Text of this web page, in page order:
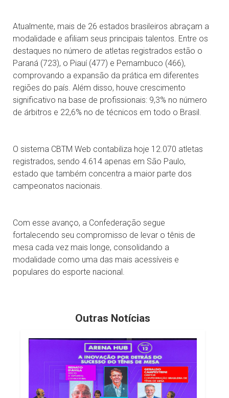
Atualmente, mais de 26 estados brasileiros abraçam a
modalidade e afiliam seus principais talentos. Entre os
destaques no número de atletas registrados estão o
Paraná (723), o Piauí (477) e Pernambuco (466),
comprovando a expansão da prática em diferentes
regiões do país. Além disso, houve crescimento
significativo na base de profissionais: 9,3% no número
de árbitros e 22,6% no de técnicos em todo o Brasil.
O sistema CBTM Web contabiliza hoje 12.070 atletas
registrados, sendo 4.614 apenas em São Paulo,
estado que também concentra a maior parte dos
campeonatos nacionais.
Com esse avanço, a Confederação segue
fortalecendo seu compromisso de levar o tênis de
mesa cada vez mais longe, consolidando a
modalidade como uma das mais acessíveis e
populares do esporte nacional.
Outras Notícias